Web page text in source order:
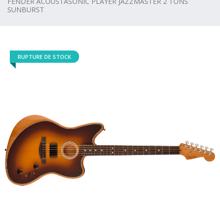
SUNBURST
RUPTURE DE STOCK